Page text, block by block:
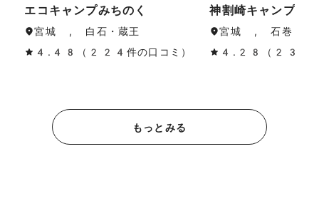
エコキャンプみちのく
宮城 , 白石・蔵王
4.48（224件の口コミ）
神割崎キャンプ場
宮城 , 石巻・気
4.28（230件
もっとみる